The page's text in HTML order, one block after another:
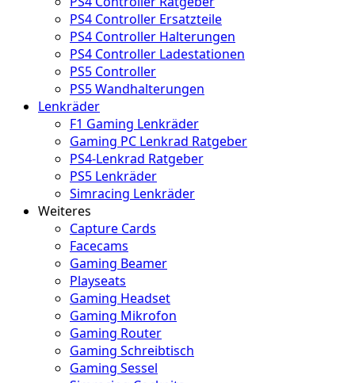
PS4 Controller Ersatzteile
PS4 Controller Halterungen
PS4 Controller Ladestationen
PS5 Controller
PS5 Wandhalterungen
Lenkräder
F1 Gaming Lenkräder
Gaming PC Lenkrad Ratgeber
PS4-Lenkrad Ratgeber
PS5 Lenkräder
Simracing Lenkräder
Weiteres
Capture Cards
Facecams
Gaming Beamer
Playseats
Gaming Headset
Gaming Mikrofon
Gaming Router
Gaming Schreibtisch
Gaming Sessel